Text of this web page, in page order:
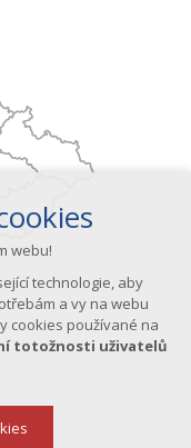
webu!
technologie, aby
a vy na webu
cookies používané na
totožnosti uživatelů